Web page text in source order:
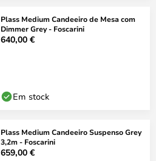
Plass Medium Candeeiro de Mesa com
Dimmer Grey - Foscarini
640,00 €
Em stock
Plass Medium Candeeiro Suspenso Grey
3,2m - Foscarini
659,00 €